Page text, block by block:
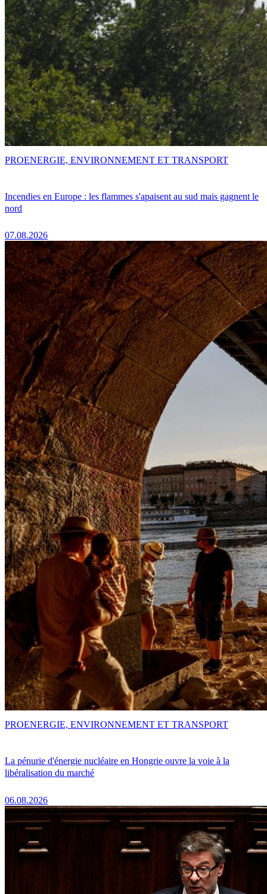
Incendies en Europe : les flammes s'apaisent au sud mais gagnent le
nord
07.08.2026
PROENERGIE, ENVIRONNEMENT ET TRANSPORT
La pénurie d'énergie nucléaire en Hongrie ouvre la voie à la
libéralisation du marché
06.08.2026
PROENERGIE, ENVIRONNEMENT ET TRANSPORT